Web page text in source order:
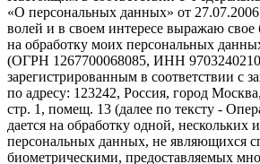
«О персональных данных» от 27.07.2006
волей и в своем интересе выражаю свое
на обработку моих персональных
(ОГРН 1267700068085, ИНН
зарегистрированным в соответствии с
по адресу: 123242, Россия, город
стр. 1, помещ. 13 (далее по тексту -
дается на обработку одной, нескольких
персональных данных, не являющихся
биометрическими, предоставляемых